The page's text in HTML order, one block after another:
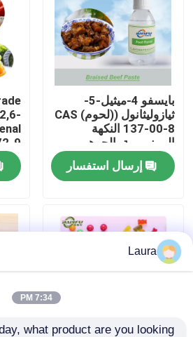
فيديوهات
برنامج VR
حولنا
جولة في المصنع
اتصل بنا
نكهات الجوهر الغذائي
بايسفو 4-ميثيل-5-
ثيازوليثانول ((لحوم) CAS
137-00-8 النكهة
المونومرية، الجوهر
المضاف
إرسال استفسار
Laura
7:34 PM
what product are you looking